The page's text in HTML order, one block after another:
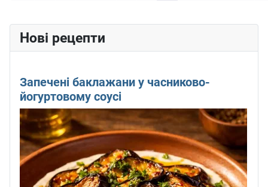
Нові рецепти
Запечені баклажани у часниково-
йогуртовому соусі